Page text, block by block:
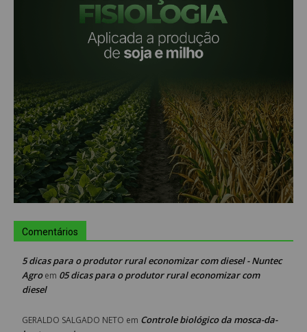
Comentários
5 dicas para o produtor rural economizar com diesel - Nuntec
Agroem 05 dicas para o produtor rural economizar com
diesel
GERALDO SALGADO NETO em Controle biológico da mosca-da-